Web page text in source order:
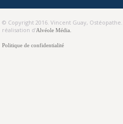
© Copyright 2016. Vincent Guay,
réalisation d'Alvéole Média.
Politique de confidentialité